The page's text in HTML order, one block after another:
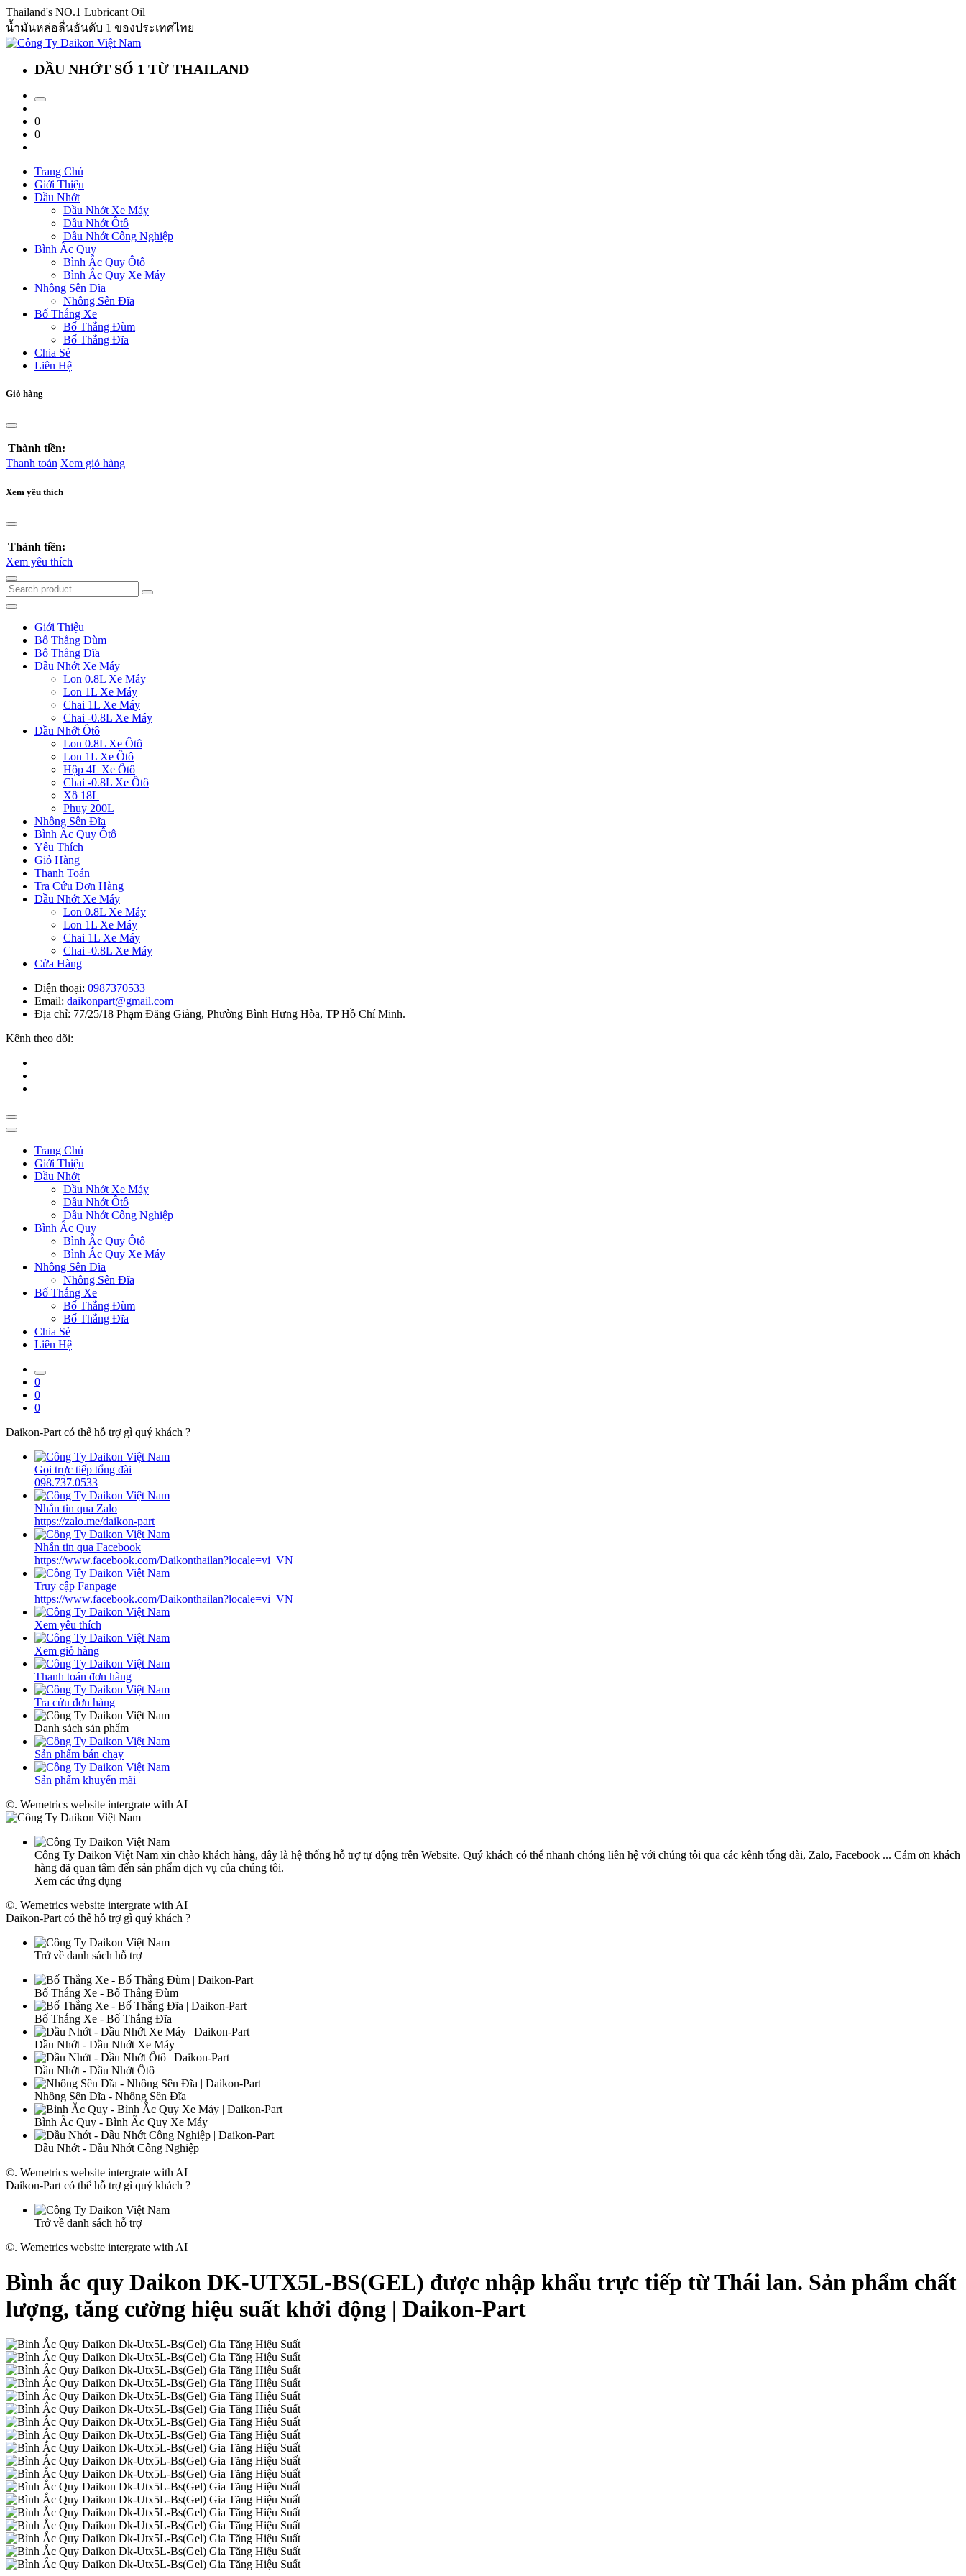
Thailand's NO.1 Lubricant Oil
น้ำมันหล่อลื่นอันดับ 1 ของประเทศไทย
DẦU NHỚT SỐ 1 TỪ THAILAND
0
0
Trang Chủ
Giới Thiệu
Dầu Nhớt
Dầu Nhớt Xe Máy
Dầu Nhớt Ôtô
Dầu Nhớt Công Nghiệp
Bình Ắc Quy
Bình Ắc Quy Ôtô
Bình Ắc Quy Xe Máy
Nhông Sên Dĩa
Nhông Sên Đĩa
Bố Thắng Xe
Bố Thắng Đùm
Bố Thắng Đĩa
Chia Sẻ
Liên Hệ
Giỏ hàng
Thành tiền:
Thanh toán Xem giỏ hàng
Xem yêu thích
Thành tiền:
Xem yêu thích
Giới Thiệu
Bố Thắng Đùm
Bố Thắng Đĩa
Dầu Nhớt Xe Máy
Lon 0.8L Xe Máy
Lon 1L Xe Máy
Chai 1L Xe Máy
Chai -0.8L Xe Máy
Dầu Nhớt Ôtô
Lon 0.8L Xe Ôtô
Lon 1L Xe Ôtô
Hộp 4L Xe Ôtô
Chai -0.8L Xe Ôtô
Xô 18L
Phuy 200L
Nhông Sên Đĩa
Bình Ắc Quy Ôtô
Yêu Thích
Giỏ Hàng
Thanh Toán
Tra Cứu Đơn Hàng
Dầu Nhớt Xe Máy
Lon 0.8L Xe Máy
Lon 1L Xe Máy
Chai 1L Xe Máy
Chai -0.8L Xe Máy
Cửa Hàng
Điện thoại: 0987370533
Email: daikonpart@gmail.com
Địa chỉ: 77/25/18 Phạm Đăng Giảng, Phường Bình Hưng Hòa, TP Hồ Chí Minh.
Kênh theo dõi:
Trang Chủ
Giới Thiệu
Dầu Nhớt
Dầu Nhớt Xe Máy
Dầu Nhớt Ôtô
Dầu Nhớt Công Nghiệp
Bình Ắc Quy
Bình Ắc Quy Ôtô
Bình Ắc Quy Xe Máy
Nhông Sên Dĩa
Nhông Sên Đĩa
Bố Thắng Xe
Bố Thắng Đùm
Bố Thắng Đĩa
Chia Sẻ
Liên Hệ
0
0
0
Daikon-Part có thể hỗ trợ gì quý khách ?
Gọi trực tiếp tổng đài
098.737.0533
Nhắn tin qua Zalo
https://zalo.me/daikon-part
Nhắn tin qua Facebook
https://www.facebook.com/Daikonthailan?locale=vi_VN
Truy cập Fanpage
https://www.facebook.com/Daikonthailan?locale=vi_VN
Xem yêu thích
Xem giỏ hàng
Thanh toán đơn hàng
Tra cứu đơn hàng
Danh sách sản phẩm
Sản phẩm bán chạy
Sản phẩm khuyến mãi
©. Wemetrics website intergrate with AI
Công Ty Daikon Việt Nam xin chào khách hàng, đây là hệ thống hỗ trợ tự động trên Website. Quý khách có thể nhanh chóng liên hệ với chúng tôi qua các kênh tổng đài, Zalo, Facebook ... Cám ơn khách
hàng đã quan tâm đến sản phẩm dịch vụ của chúng tôi.
Xem các ứng dụng
©. Wemetrics website intergrate with AI
Daikon-Part có thể hỗ trợ gì quý khách ?
Trở về danh sách hỗ trợ
Bố Thắng Xe - Bố Thắng Đùm
Bố Thắng Xe - Bố Thắng Đĩa
Dầu Nhớt - Dầu Nhớt Xe Máy
Dầu Nhớt - Dầu Nhớt Ôtô
Nhông Sên Dĩa - Nhông Sên Đĩa
Bình Ắc Quy - Bình Ắc Quy Xe Máy
Dầu Nhớt - Dầu Nhớt Công Nghiệp
©. Wemetrics website intergrate with AI
Daikon-Part có thể hỗ trợ gì quý khách ?
Trở về danh sách hỗ trợ
©. Wemetrics website intergrate with AI
Bình ắc quy Daikon DK-UTX5L-BS(GEL) được nhập khẩu trực tiếp từ Thái lan. Sản phẩm chất
lượng, tăng cường hiệu suất khởi động | Daikon-Part